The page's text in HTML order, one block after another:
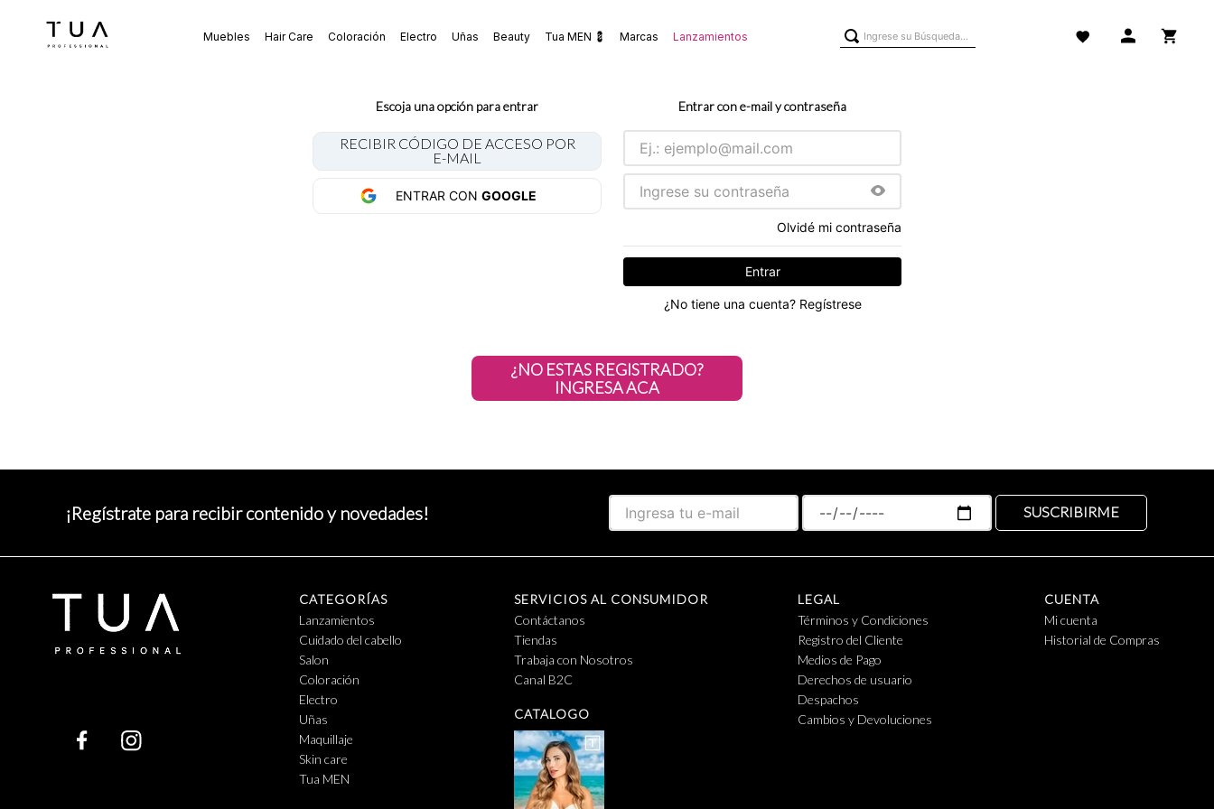
Muebles Hair Care Coloración Electro Uñas Beauty Tua MEN 💈 Marcas Lanzamientos Ingrese su Búsqueda...
Escoja una opción para entrar
RECIBIR CÓDIGO DE ACCESO POR
E-MAIL
ENTRAR CON GOOGLE
Entrar con e-mail y contraseña
Olvidé mi contraseña
Entrar
¿No tiene una cuenta? Regístrese
¿NO ESTAS REGISTRADO?
INGRESA ACA
¡Regístrate para recibir contenido y novedades! SUSCRIBIRME
CATEGORÍAS
Lanzamientos
Cuidado del cabello
Salon
Coloración
Electro
Uñas
Maquillaje
Skin care
Tua MEN
SERVICIOS AL CONSUMIDOR
Contáctanos
Tiendas
Trabaja con Nosotros
Canal B2C
CATALOGO
LEGAL
Términos y Condiciones
Registro del Cliente
Medios de Pago
Derechos de usuario
Despachos
Cambios y Devoluciones
CUENTA
Mi cuenta
Historial de Compras